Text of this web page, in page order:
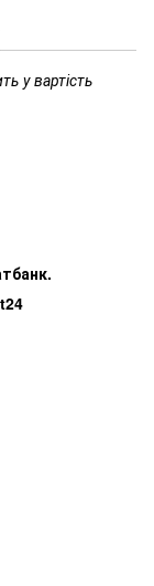
у вартість